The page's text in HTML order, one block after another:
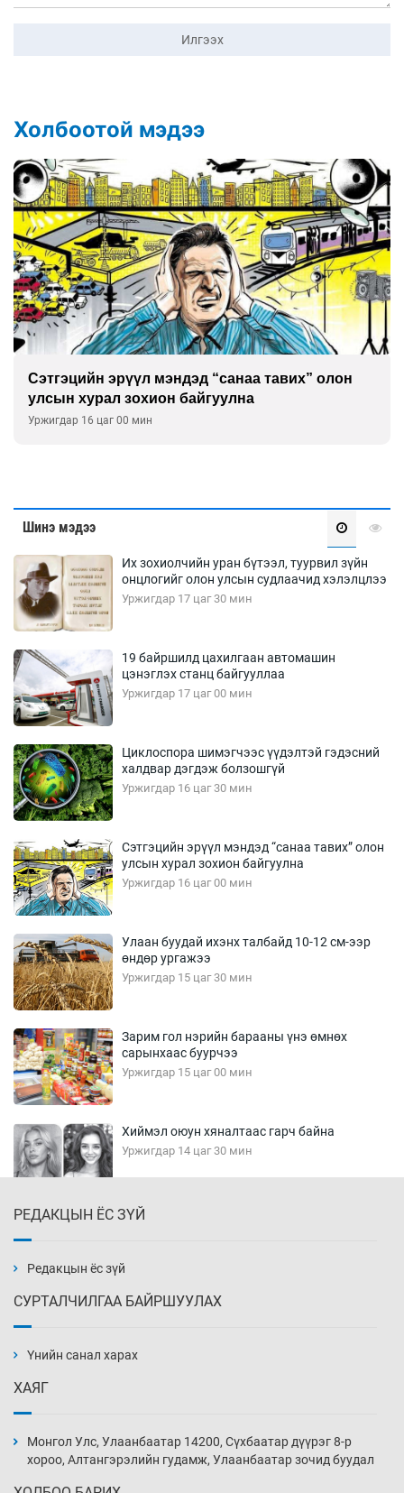
Илгээх
Холбоотой мэдээ
Улаан буудай ихэнх талбайд 10-12 см-ээр өндөр
ургажээ
Уржигдар 15 цаг 30 мин
Шинэ мэдээ
Их зохиолчийн уран бүтээл, туурвил зүйн
онцлогийг олон улсын судлаачид хэлэлцлээ
Уржигдар 17 цаг 30 мин
19 байршилд цахилгаан автомашин
цэнэглэх станц байгууллаа
Уржигдар 17 цаг 00 мин
Циклоспора шимэгчээс үүдэлтэй гэдэсний
халдвар дэгдэж болзошгүй
Уржигдар 16 цаг 30 мин
Сэтгэцийн эрүүл мэндэд “санаа тавих” олон
улсын хурал зохион байгуулна
Уржигдар 16 цаг 00 мин
Улаан буудай ихэнх талбайд 10-12 см-ээр
өндөр ургажээ
Уржигдар 15 цаг 30 мин
Зарим гол нэрийн барааны үнэ өмнөх
сарынхаас буурчээ
Уржигдар 15 цаг 00 мин
Хиймэл оюун хяналтаас гарч байна
Уржигдар 14 цаг 30 мин
Уржигдар 14 цаг 00 мин
нэмэгджээ
Уржигдар 13 цаг 30 мин
РЕДАКЦЫН ЁС ЗҮЙ
Редакцын ёс зүй
СУРТАЛЧИЛГАА БАЙРШУУЛАХ
Үнийн санал харах
ХАЯГ
Монгол Улс, Улаанбаатар 14200, Сүхбаатар дүүрэг 8-р
хороо, Алтангэрэлийн гудамж, Улаанбаатар зочид буудал